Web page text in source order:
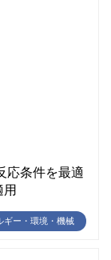
応条件を最適
ギー・環境・機械